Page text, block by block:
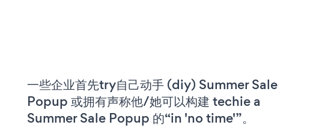
一些企业首先try自己动手 (diy) Summer Sale
Popup 或拥有声称他/她可以构建 techie a
Summer Sale Popup 的“in 'no time'”。